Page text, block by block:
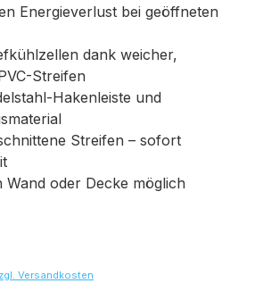
Energieverlust bei geöffneten
dank weicher,
Streifen
Hakenleiste und
Streifen – sofort
Wand oder Decke möglich
Versandkosten